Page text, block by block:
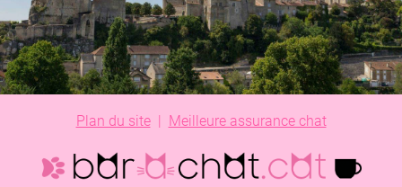
Plan du site | Meilleure assurance chat